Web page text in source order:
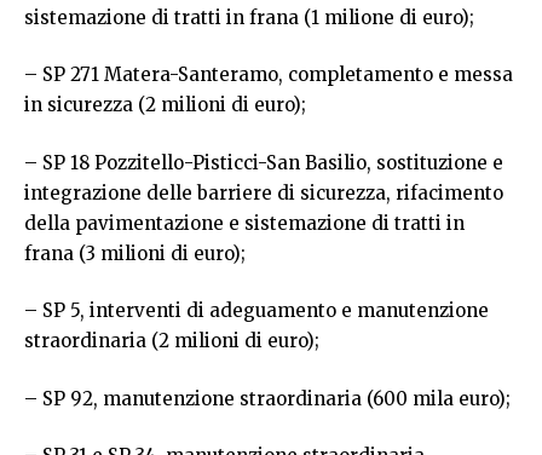
sistemazione di tratti in frana (1 milione di euro);
– SP 271 Matera-Santeramo, completamento e messa
in sicurezza (2 milioni di euro);
– SP 18 Pozzitello-Pisticci-San Basilio, sostituzione e
integrazione delle barriere di sicurezza, rifacimento
della pavimentazione e sistemazione di tratti in
frana (3 milioni di euro);
– SP 5, interventi di adeguamento e manutenzione
straordinaria (2 milioni di euro);
– SP 92, manutenzione straordinaria (600 mila euro);